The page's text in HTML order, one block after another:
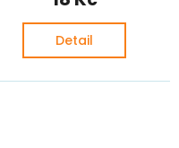
Detail